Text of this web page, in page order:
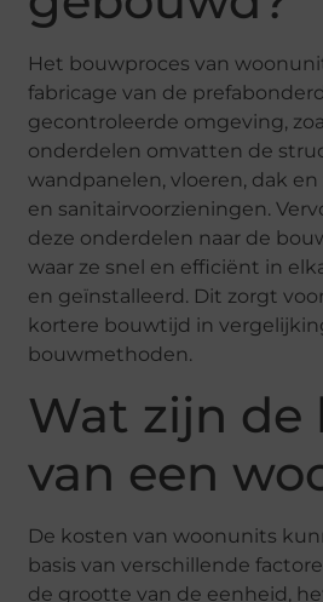
Het bouwproces van
fabricage van de
gecontroleerde omgeving,
onderdelen omvatten de
wandpanelen, vloeren, dak
en sanitairvoorzieningen.
deze onderdelen naar de
waar ze snel en efficiënt in
en geïnstalleerd. Dit zorgt
kortere bouwtijd in
bouwmethoden.
Wat zijn de
van een
De kosten van woonunits
basis van verschillende
de grootte van de eenheid,